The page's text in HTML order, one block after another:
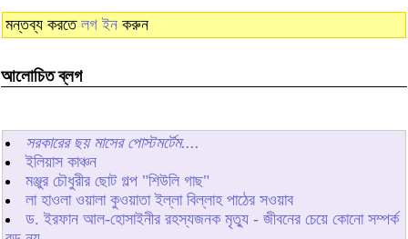
মন্তব্য করতে লগ ইন করুন
আলোচিত ব্লগ
সরকারের ছয় মাসের পোস্টমর্টেম....
ইলিয়াস কাঞ্চন
মঞ্জুর চৌধুরীর ছোট গল্প "শিউলি গাছ"
লা হাওলা ওয়ালা কুওয়াতা ইল্লা বিল্লাহ পাঠের সওয়াব
ড. ইরফান আল-হোসাইনীর রহস্যজনক মৃত্যু - জীবনের চেয়ে কোনো সম্পর্ক